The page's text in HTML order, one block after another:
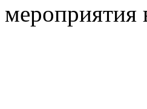
мероприятия